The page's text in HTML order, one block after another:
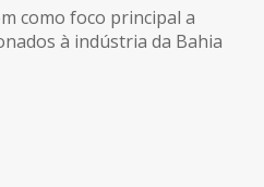
como foco principal a
à indústria da Bahia